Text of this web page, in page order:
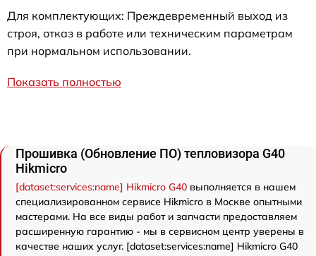
Для комплектующих: Преждевременный выход из
строя, отказ в работе или техническим параметрам
при нормальном использовании.
Показать полностью
Прошивка (Обновление ПО) тепловизора G40
Hikmicro
[dataset:services:name] Hikmicro G40 выполняется в нашем
специализированном сервисе Hikmicro в Москве опытными
мастерами. На все виды работ и запчасти предоставляем
расширенную гарантию - мы в сервисном центр уверены в
качестве наших услуг. [dataset:services:name] Hikmicro G40